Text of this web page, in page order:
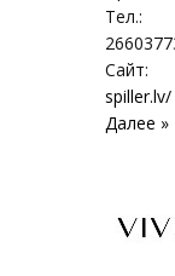
Тел.:
Сайт:
spiller.lv/
Далее »